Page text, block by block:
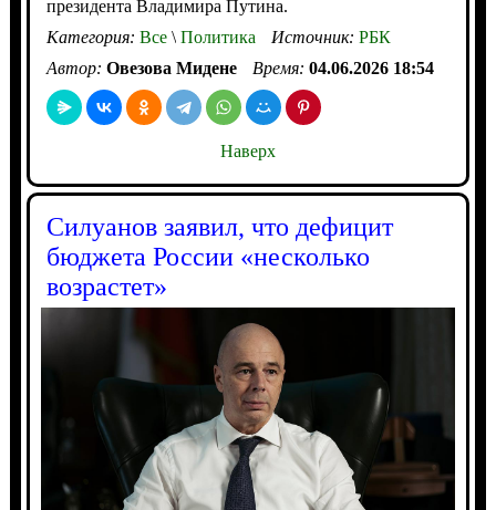
президента Владимира Путина.
Категория: Все\Политика Источник: РБК
Автор: Овезова Мидене Время: 04.06.2026 18:54
Наверх
Силуанов заявил, что дефицит
бюджета России «несколько
возрастет»